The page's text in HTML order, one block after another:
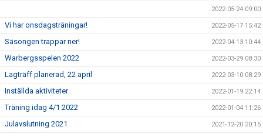
2022-05-24 09:00
Vi har onsdagsträningar! 2022-05-17 15:42
Säsongen trappar ner! 2022-04-13 10:44
Warbergsspelen 2022 2022-03-29 08:30
Lagträff planerad, 22 april 2022-03-10 08:29
Inställda aktiviteter 2022-01-19 22:14
Träning idag 4/1 2022 2022-01-04 11:26
Julavslutning 2021 2021-12-20 20:15